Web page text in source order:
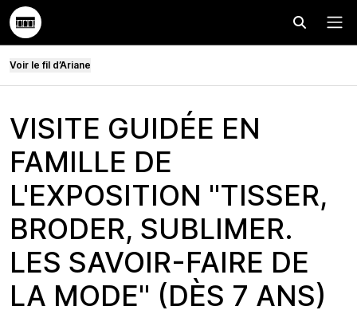
Voir le fil d’Ariane
VISITE GUIDÉE EN
FAMILLE DE
L'EXPOSITION "TISSER,
BRODER, SUBLIMER.
LES SAVOIR-FAIRE DE
LA MODE" (DÈS 7 ANS)